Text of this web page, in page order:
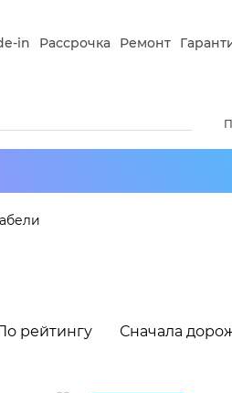
in Рассрочка Ремонт
рейтингу Сначала